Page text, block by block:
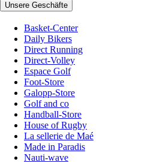
Unsere Geschäfte
Basket-Center
Daily Bikers
Direct Running
Direct-Volley
Espace Golf
Foot-Store
Galopp-Store
Golf and co
Handball-Store
House of Rugby
La sellerie de Maé
Made in Paradis
Nauti-wave